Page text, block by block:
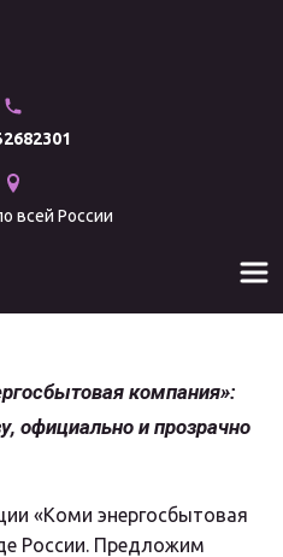
всей России
компания»:
официально и прозрачно
«Коми энергосбытовая
России. Предложим